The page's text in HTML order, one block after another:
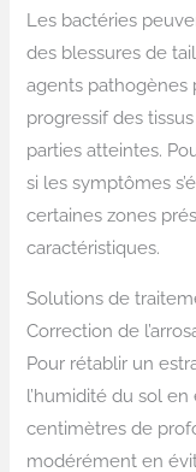
Les bactéries
des blessures de
agents pathogènes
progressif des
parties atteintes.
si les symptômes
certaines zones
caractéristiques.
Solutions de
Correction de
Pour rétablir un
l’humidité du sol
centimètres de
modérément en